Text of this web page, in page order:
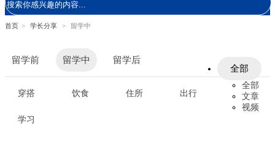
首页 > 学长分享 > 留学中
留学前 留学中
留学后
全部
全部
文章
视频
穿搭 饮食 住所 出行
学习